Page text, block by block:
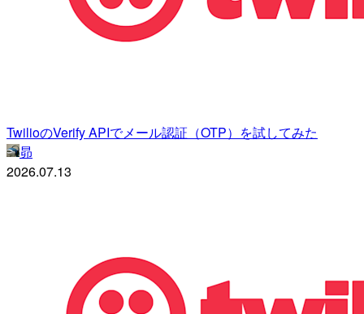
TwilioのVerify APIでメール認証（OTP）を試してみた
昴
2026.07.13